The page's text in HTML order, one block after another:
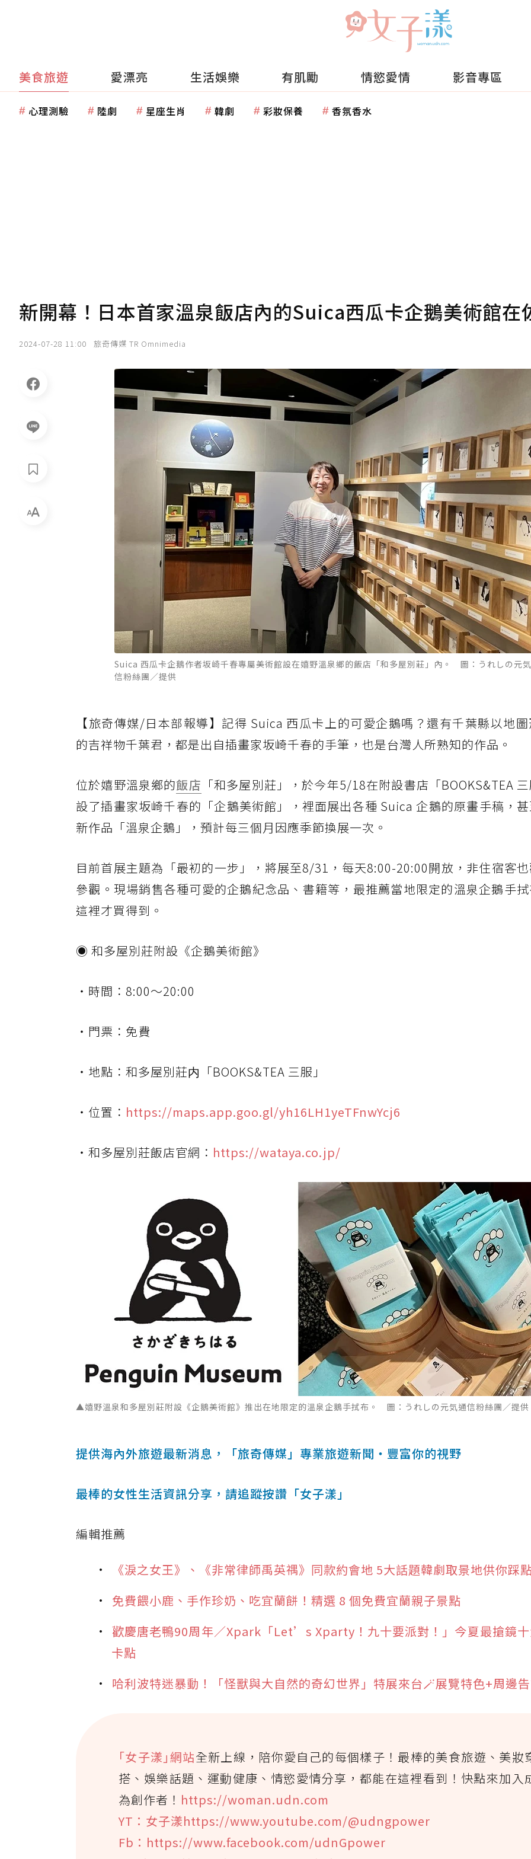
美食旅遊 愛漂亮 生活娛樂 有肌勵 情慾愛情 影音專區
心理測驗 陸劇 星座生肖 韓劇 彩妝保養 香氛香水
新開幕！日本首家溫泉飯店內的Suica西瓜卡企鵝美術館在
2024-07-28 11:00 旅奇傳媒 TR Omnimedia
Suica 西瓜卡企鵝作者坂崎千春專屬美術館設在嬉野溫泉鄉的飯店「和多屋別莊」內。 圖：うれしの元
信粉絲團／提供
【旅奇傳媒/日本部報導】記得 Suica 西瓜卡上的可愛企鵝嗎？還有千葉縣以地
的吉祥物千葉君，都是出自插畫家坂崎千春的手筆，也是台灣人所熟知的作品。
位於嬉野溫泉鄉的飯店 「和多屋別莊」，於今年5/18在附設書店「BOOKS&TEA
設了插畫家坂崎千春的「企鵝美術館」，裡面展出各種 Suica 企鵝的原畫手稿，
新作品「溫泉企鵝」，預計每三個月因應季節換展一次。
目前首展主題為「最初的一步」，將展至8/31，每天8:00-20:00開放，非住宿客
參觀。現場銷售各種可愛的企鵝紀念品、書籍等，最推薦當地限定的溫泉企鵝手
這裡才買得到。
◉ 和多屋別莊附設《企鵝美術館》
・時間：8:00～20:00
・門票：免費
・地點：和多屋別莊内「BOOKS&TEA 三服」
・位置： https://maps.app.goo.gl/yh16LH1yeTFnwYcj6
・和多屋別莊飯店官網： https://wataya.co.jp/
▲嬉野溫泉和多屋別莊附設《企鵝美術館》推出在地限定的溫泉企鵝手拭布。 圖：うれしの元気通信粉絲團／提供
提供海內外旅遊最新消息，「旅奇傳媒」專業旅遊新聞‧豐富你的視野
最棒的女性生活資訊分享，請追蹤按讚「女子漾」
編輯推薦
《淚之女王》、《非常律師禹英禑》同款約會地 5大話題韓劇取景地供你踩
免費餵小鹿、手作珍奶、吃宜蘭餅！精選 8 個免費宜蘭親子景點
歡慶唐老鴨90周年／Xpark「Let’s Xparty！九十要派對！」今夏最搶鏡
卡點
哈利波特迷暴動！「怪獸與大自然的奇幻世界」特展來台🪄展覽特色+周邊
｢女子漾｣網站全新上線，陪你愛自己的每個樣子！最棒的美食旅遊、美妝
搭、娛樂話題、運動健康、情慾愛情分享，都能在這裡看到！快點來加入
為創作者！ https://woman.udn.com
YT：女子漾https://www.youtube.com/@udngpower
Fb：https://www.facebook.com/udnGpower